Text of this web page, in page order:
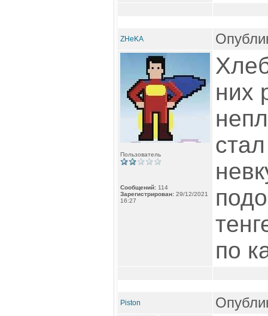
ZHeKA
Пользователь
Сообщений: 114
Зарегистрирован: 29/12/2021
16:27
них
по
Piston